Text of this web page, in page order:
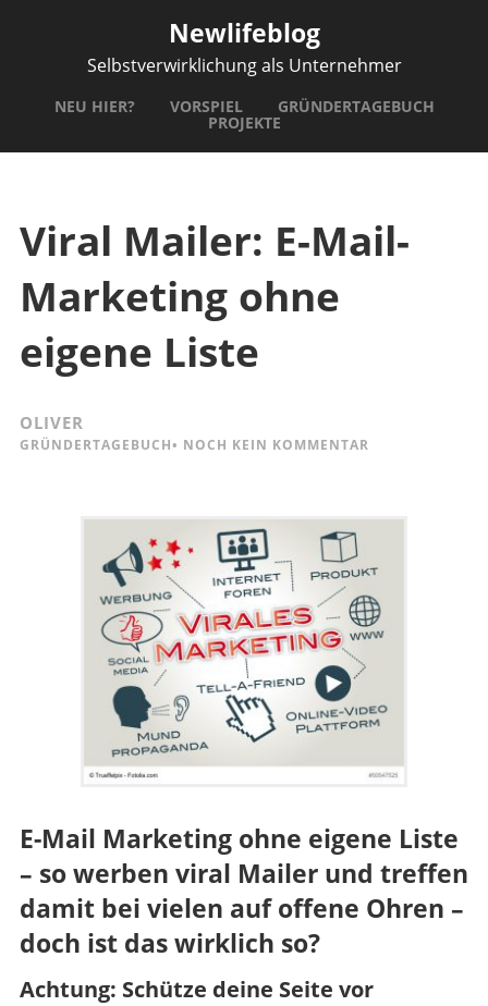
Newlifeblog
Selbstverwirklichung als Unternehmer
NEU HIER? VORSPIEL GRÜNDERTAGEBUCH
PROJEKTE
Viral Mailer: E-Mail-
Marketing ohne
eigene Liste
OLIVER
GRÜNDERTAGEBUCH• NOCH KEIN KOMMENTAR
E-Mail Marketing ohne eigene Liste
– so werben viral Mailer und treffen
damit bei vielen auf offene Ohren –
doch ist das wirklich so?
Achtung: Schütze deine Seite vor